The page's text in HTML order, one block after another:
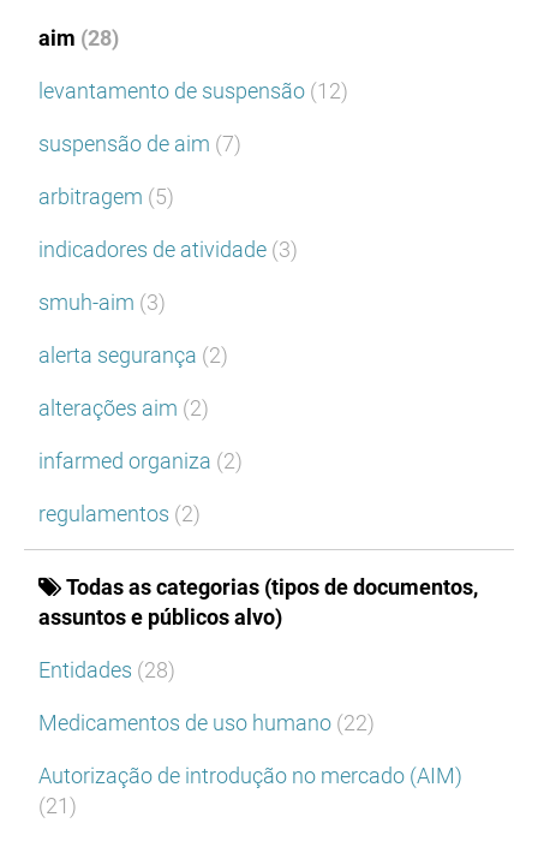
aim (28)
levantamento de suspensão (12)
suspensão de aim (7)
arbitragem (5)
indicadores de atividade (3)
smuh-aim (3)
alerta segurança (2)
alterações aim (2)
infarmed organiza (2)
regulamentos (2)
Todas as categorias (tipos de documentos,
assuntos e públicos alvo)
Entidades (28)
Medicamentos de uso humano (22)
Autorização de introdução no mercado (AIM)
(21)